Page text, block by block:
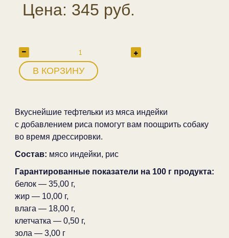
Цена: 345 руб.
В КОРЗИНУ
Вкуснейшие тефтельки из мяса индейки
с добавлением риса помогут вам поощрить собаку
во время дрессировки.
Состав: мясо индейки, рис
Гарантированные показатели на 100 г продукта:
белок — 35,00 г,
жир — 10,00 г,
влага — 18,00 г,
клетчатка — 0,50 г,
зола — 3,00 г